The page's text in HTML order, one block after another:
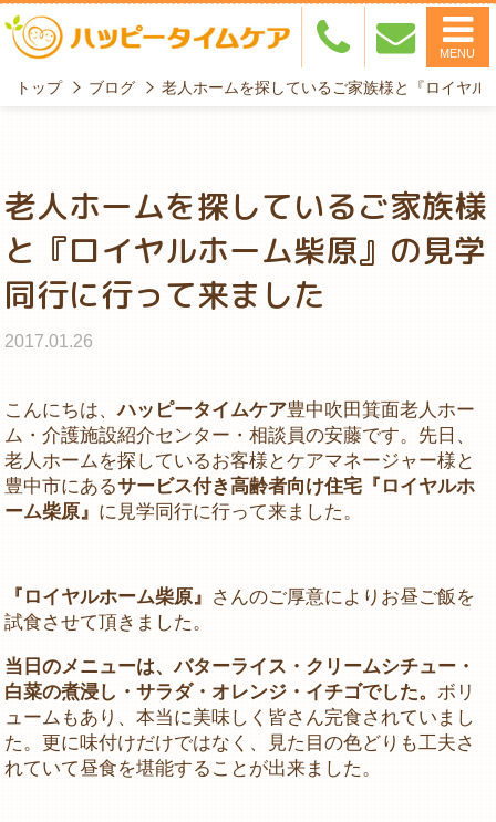
MENU
トップ ブログ 老人ホームを探しているご家族様と『ロイヤ
老人ホームを探しているご家族様
と『ロイヤルホーム柴原』の見学
同行に行って来ました
2017.01.26
こんにちは、ハッピータイムケア豊中吹田箕面老人ホー
ム・介護施設紹介センター・相談員の安藤です。先日、
老人ホームを探しているお客様とケアマネージャー様と
豊中市にあるサービス付き高齢者向け住宅『ロイヤルホ
ーム柴原』 に見学同行に行って来ました。
『ロイヤルホーム柴原』 さんのご厚意によりお昼ご飯を
試食させて頂きました。
当日のメニューは、バターライス・クリームシチュー・
白菜の煮浸し・サラダ・オレンジ・イチゴでした。 ボリ
ュームもあり、本当に美味しく皆さん完食されていまし
た。更に味付けだけではなく、見た目の色どりも工夫さ
れていて昼食を堪能することが出来ました。